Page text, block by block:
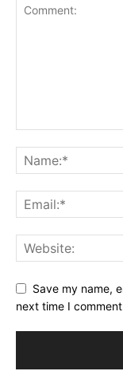
Save my name,
next time I